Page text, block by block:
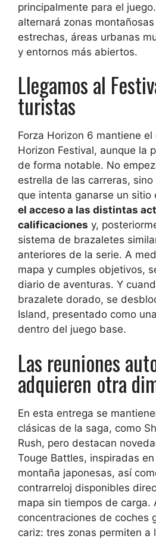
principalmente para el
alternará zonas
estrechas, áreas urbanas
y entornos más abiertos.
Llegamos al
turistas
Forza Horizon 6 mantiene
Horizon Festival, aunque la
de forma notable. No
estrella de las carreras,
que intenta ganarse un sitio
el acceso a las distintas
calificaciones y,
sistema de brazaletes
anteriores de la serie. A
mapa y cumples objetivos,
diario de aventuras. Y
brazalete dorado, se
Island, presentado como
dentro del juego base.
Las reuniones
adquieren otra
En esta entrega se
clásicas de la saga, como
Rush, pero destacan
Touge Battles, inspiradas
montaña japonesas, así
contrarreloj disponibles
mapa sin tiempos de carga.
concentraciones de coches
cariz: tres zonas permiten a